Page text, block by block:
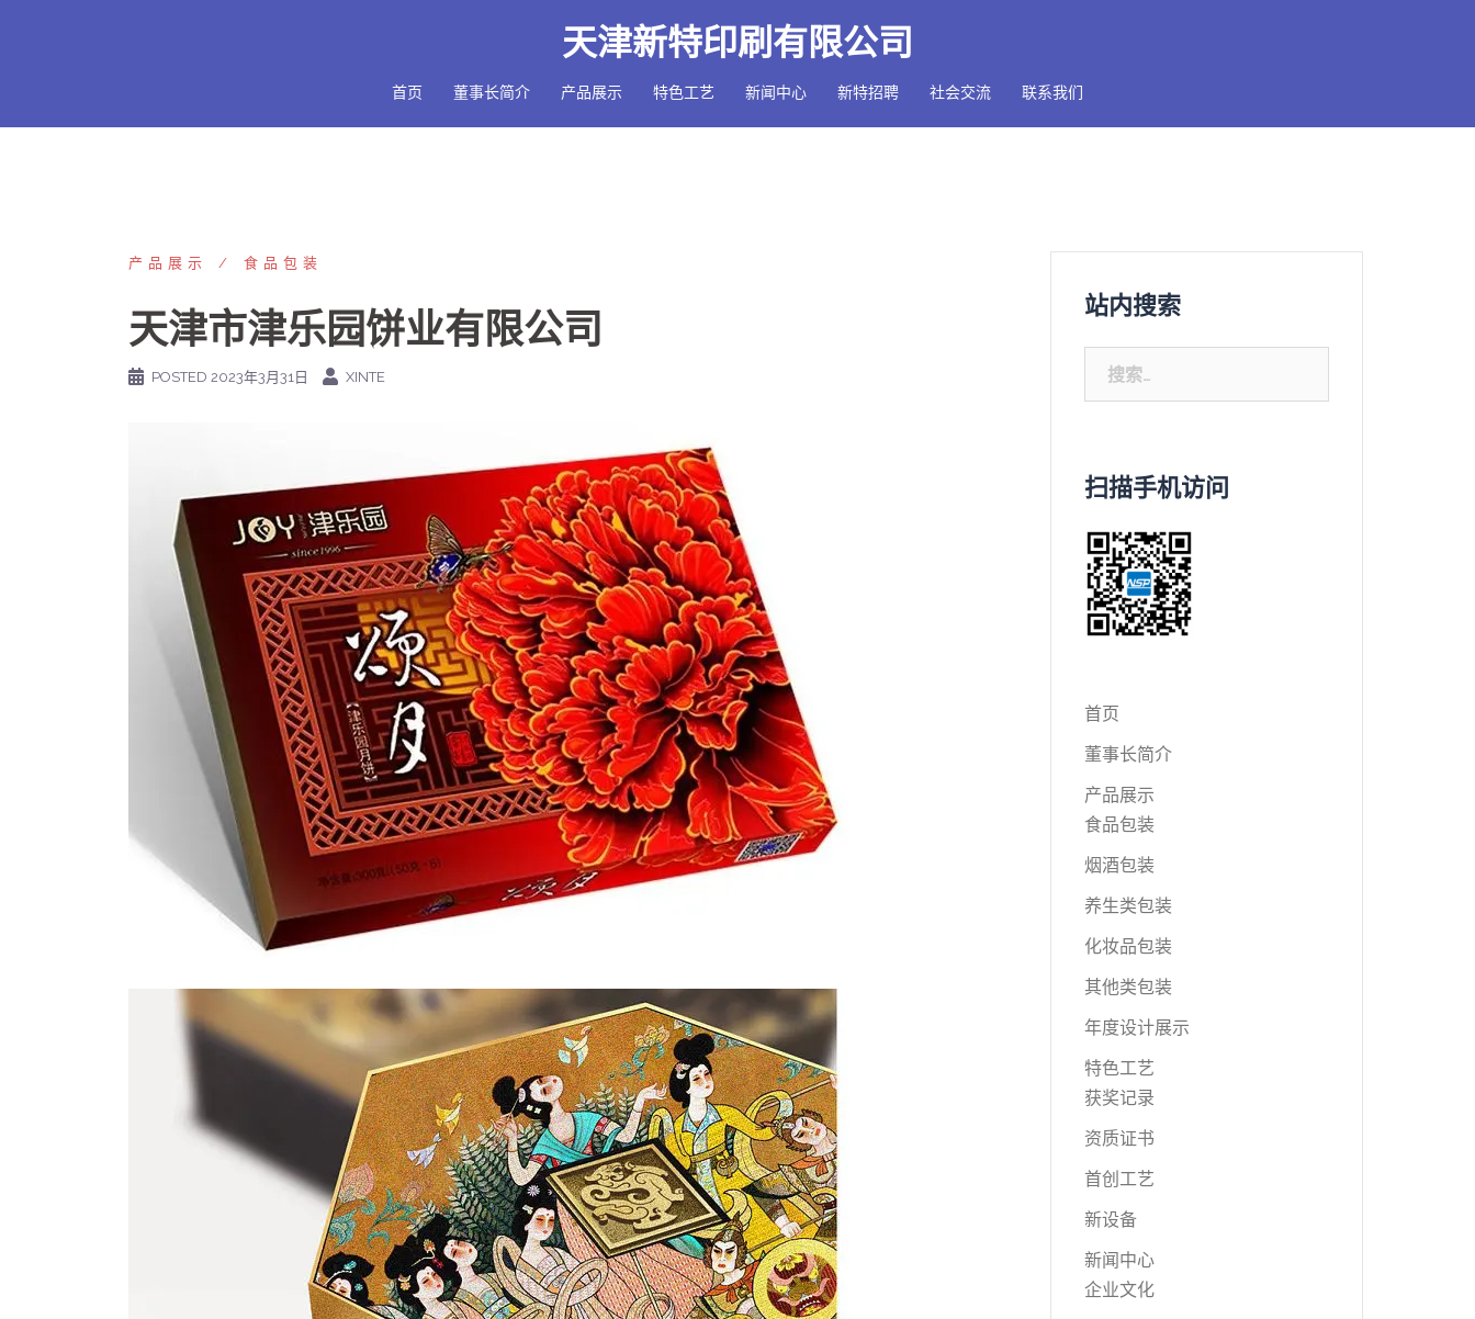
天津新特印刷有限公司
首页 董事长简介 产品展示 特色工艺 新闻中心 新特招聘 社会交流 联系我们
产品展示 食品包装
天津市津乐园饼业有限公司
POSTED 2023年3月31日 XINTE
站内搜索
扫描手机访问
首页
董事长简介
产品展示
食品包装
烟酒包装
养生类包装
化妆品包装
其他类包装
年度设计展示
特色工艺
获奖记录
资质证书
首创工艺
新设备
新闻中心
企业文化